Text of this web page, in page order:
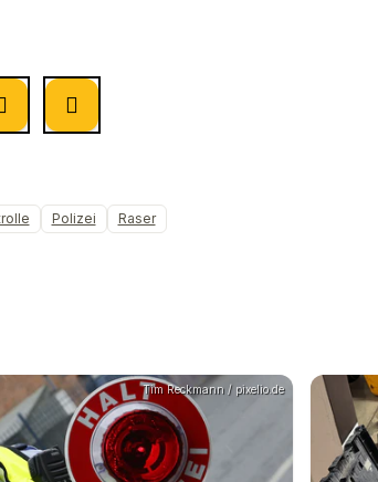
Polizei Raser
Tim Reckmann / pixelio.de